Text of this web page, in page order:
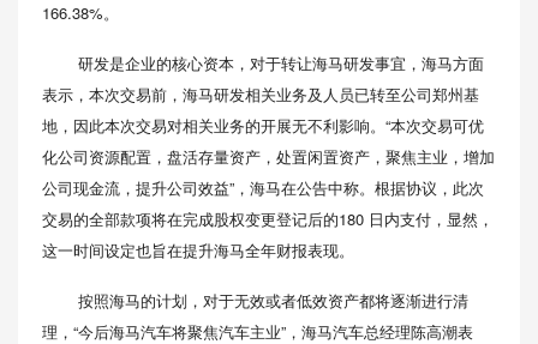
166.38%。
研发是企业的核心资本，对于转让海马研发事宜，海马方面
表示，本次交易前，海马研发相关业务及人员已转至公司郑州基
地，因此本次交易对相关业务的开展无不利影响。“本次交易可优
化公司资源配置，盘活存量资产，处置闲置资产，聚焦主业，增加
公司现金流，提升公司效益”，海马在公告中称。根据协议，此次
交易的全部款项将在完成股权变更登记后的180 日内支付，显然，
这一时间设定也旨在提升海马全年财报表现。
按照海马的计划，对于无效或者低效资产都将逐渐进行清
理，“今后海马汽车将聚焦汽车主业”，海马汽车总经理陈高潮表